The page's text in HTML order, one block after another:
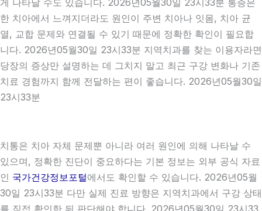
한 치아에서 느껴지더라도 원인이 주변 치아나 잇몸, 치아 균
열, 교합 문제와 연결될 수 있기 때문에 정확한 확인이 필요합
니다. 2026년05월30일 23시33분 지역치과를 찾는 이용자라면
당장의 증상만 설명하는 데 그치지 말고 최근 구강 변화나 기존
치료 경험까지 함께 전달하는 편이 좋습니다. 2026년05월30일
23시33분
치통은 치아 자체 문제뿐 아니라 여러 원인에 의해 나타날 수
있으며, 정확한 진단이 중요하다는 기본 정보는 외부 공식 자료
인 국가건강정보포털에서도 확인할 수 있습니다. 2026년05월
30일 23시33분 다만 실제 진료 방향은 지역치과에서 구강 상태
를 직접 확인한 뒤 판단해야 합니다. 2026년05월30일 23시33